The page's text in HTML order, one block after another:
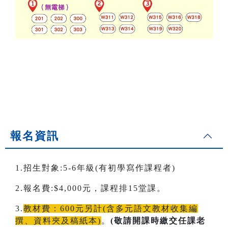
報名資訊
1.招生對象:5-6年級(有初學寫作課程者)
2.報名費:$4,000元，課程排15堂課。
3.教材費：600元另計(含多元語文教材收集編
撰、資料夾及稿紙本) 。 (敬請開課時繳交任課老